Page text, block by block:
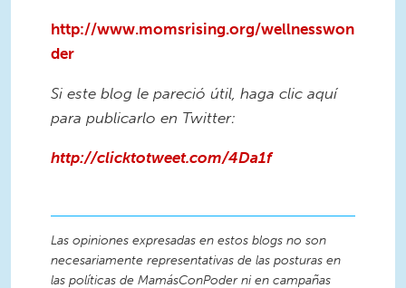
http://www.momsrising.org/wellnesswon
der
Si este blog le pareció útil, haga clic aquí
para publicarlo en Twitter:
http://clicktotweet.com/4Da1f
Las opiniones expresadas en estos blogs no son
necesariamente representativas de las posturas en
las políticas de MamásConPoder ni en campañas